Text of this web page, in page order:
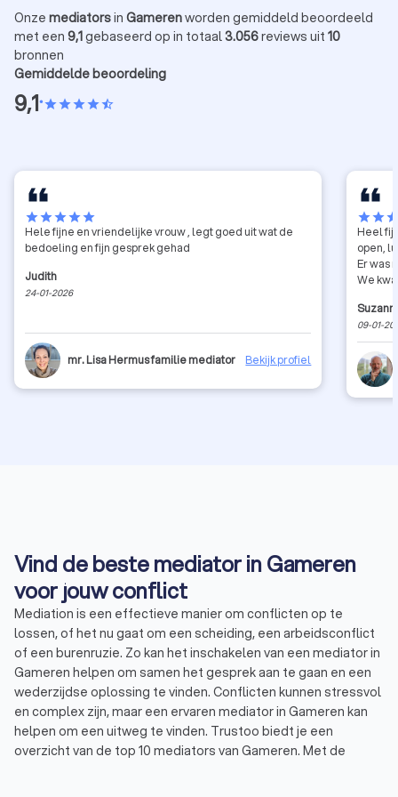
Onze mediatorsin Gamerenworden gemiddeld beoordeeld
met een 9,1gebaseerd op in totaal3.056reviews uit 10
bronnen
Gemiddelde beoordeling
9,1•starstarstarstarstar_half
starstarstarstarstar
Hele fijne en vriendelijke vrouw , legt goed uit wat de
bedoeling en fijn gesprek gehad
Judith
24-01-2026
mr. Lisa Hermus familie mediator Bekijk profiel
starstar
Heel
open,
Er was
We
09-01-
Vind de beste mediator in Gameren
voor jouw conflict
Mediation is een effectieve manier om conflicten op te
lossen, of het nu gaat om een scheiding, een arbeidsconflict
of een burenruzie. Zo kan het inschakelen van een mediator in
Gameren helpen om samen het gesprek aan te gaan en een
wederzijdse oplossing te vinden. Conflicten kunnen stressvol
en complex zijn, maar een ervaren mediator in Gameren kan
helpen om een uitweg te vinden. Trustoo biedt je een
overzicht van de top 10 mediators van Gameren. Met de